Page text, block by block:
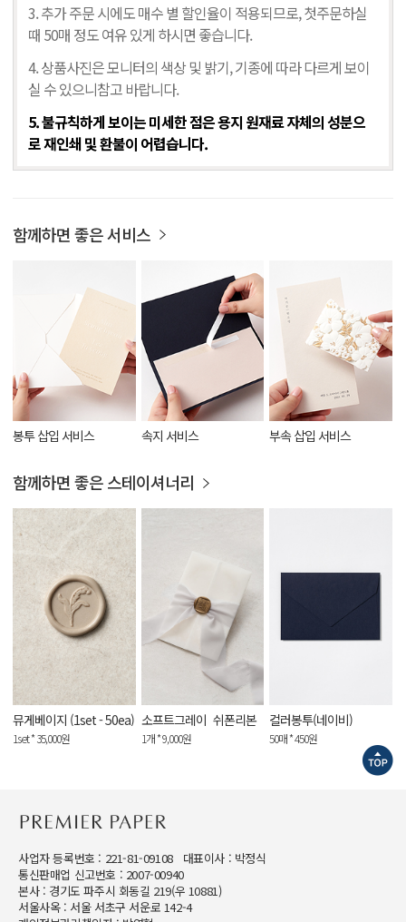
3. 추가 주문 시에도 매수 별 할인율이 적용되므로, 첫주문하실
때 50매 정도 여유 있게 하시면 좋습니다.
4. 상품사진은 모니터의 색상 및 밝기, 기종에 따라 다르게 보이
실 수 있으니참고 바랍니다.
5. 불규칙하게 보이는 미세한 점은 용지 원재료 자체의 성분으
로 재인쇄 및 환불이 어렵습니다.
함께하면 좋은 서비스
봉투 삽입 서비스 속지 서비스 부속 삽입 서비스
함께하면 좋은 스테이셔너리
뮤게베이지 (1set - 50ea)
1set * 35,000원
소프트그레이_쉬폰리본
1개 * 9,000원
컬러봉투(네이비)
50매 * 450원
사업자 등록번호 : 221-81-09108 대표이사 : 박정식
통신판매업 신고번호 : 2007-00940
본사 : 경기도 파주시 회동길 219(우 10881)
서울사옥 : 서울 서초구 서운로 142-4